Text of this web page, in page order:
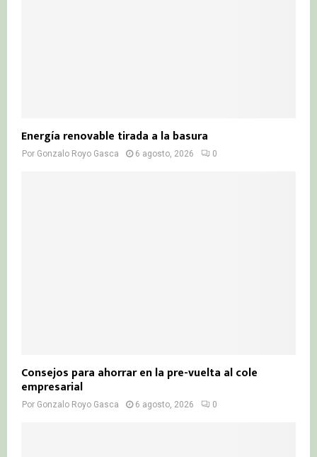
Energía renovable tirada a la basura
Por Gonzalo Royo Gasca 6 agosto, 2026 0
Consejos para ahorrar en la pre-vuelta al cole
empresarial
Por Gonzalo Royo Gasca 6 agosto, 2026 0